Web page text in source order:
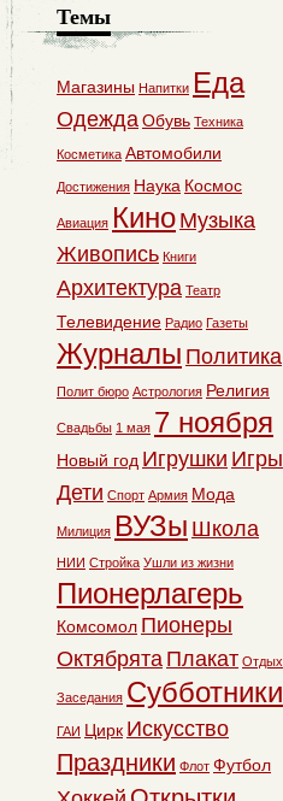
Темы
Магазины Напитки Еда
ОдеждаОбувь Техника
Косметика Автомобили
Достижения Наука Космос
Авиация Кино Музыка
Живопись Книги
Архитектура Театр
Телевидение Радио Газеты
Журналы Политика
Полит бюро Астрология Религия
Свадьбы 1 мая 7 ноября
Новый год Игрушки Игры
Дети Спорт Армия Мода
Милиция ВУЗы Школа
НИИ Стройка Ушли из жизни
Пионерлагерь
Комсомол Пионеры
Октябрята Плакат Отдых
Заседания Субботники
ГАИ Цирк Искусство
Праздники Флот Футбол